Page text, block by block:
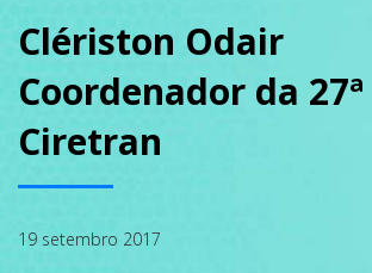
SOBRE
Clériston Odair
Coordenador da 27ª
Ciretran
19 setembro 2017